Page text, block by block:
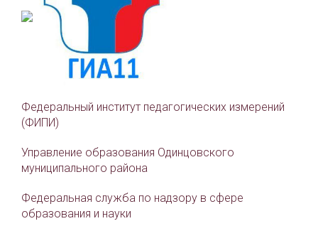
Федеральный институт педагогических измерений
(ФИПИ)
Управление образования Одинцовского
муниципального района
Федеральная служба по надзору в сфере
образования и науки